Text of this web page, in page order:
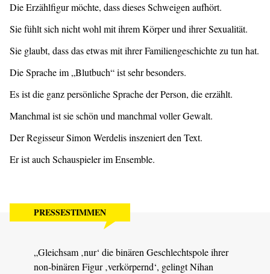
Die Erzählfigur möchte, dass dieses Schweigen aufhört.
Sie fühlt sich nicht wohl mit ihrem Körper und ihrer Sexualität.
Sie glaubt, dass das etwas mit ihrer Familiengeschichte zu tun hat.
Die Sprache im „Blutbuch“ ist sehr besonders.
Es ist die ganz persönliche Sprache der Person, die erzählt.
Manchmal ist sie schön und manchmal voller Gewalt.
Der Regisseur Simon Werdelis inszeniert den Text.
Er ist auch Schauspieler im Ensemble.
PRESSESTIMMEN
„Gleichsam ‚nur‘ die binären Geschlechtspole ihrer
non-binären Figur ‚verkörpernd‘, gelingt Nihan